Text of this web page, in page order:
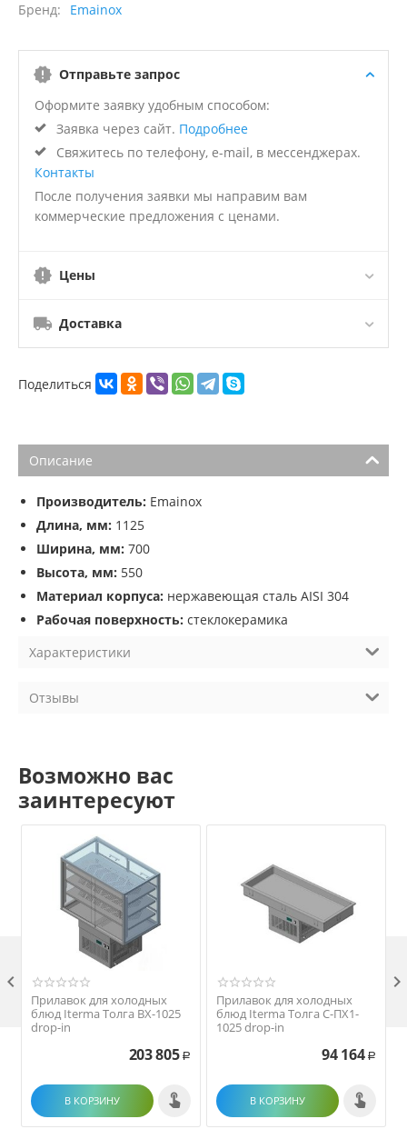
Бренд
Emainox
Отправьте запрос
Оформите заявку удобным способом:
Заявка через сайт. Подробнее
Свяжитесь по телефону, e-mail, в мессенджерах.
Контакты
После получения заявки мы направим вам
коммерческие предложения с ценами.
Цены
Доставка
Поделиться
Описание
Производитель: Emainox
Длина, мм: 1125
Ширина, мм: 700
Высота, мм: 550
Материал корпуса: нержавеющая сталь AISI 304
Рабочая поверхность: стеклокерамика
Характеристики
Отзывы
Возможно вас
заинтересуют
Прилавок для холодных
блюд Iterma Толга ВХ-1025
drop-in
203 805 Р
В КОРЗИНУ
Прилавок для холодных
блюд Iterma Толга С-ПХ1-
1025 drop-in
94 164 Р
В КОРЗИНУ
 